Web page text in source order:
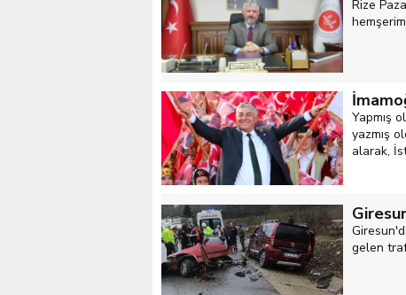
Rize
Yapmış
yazmış
alarak,
gelen